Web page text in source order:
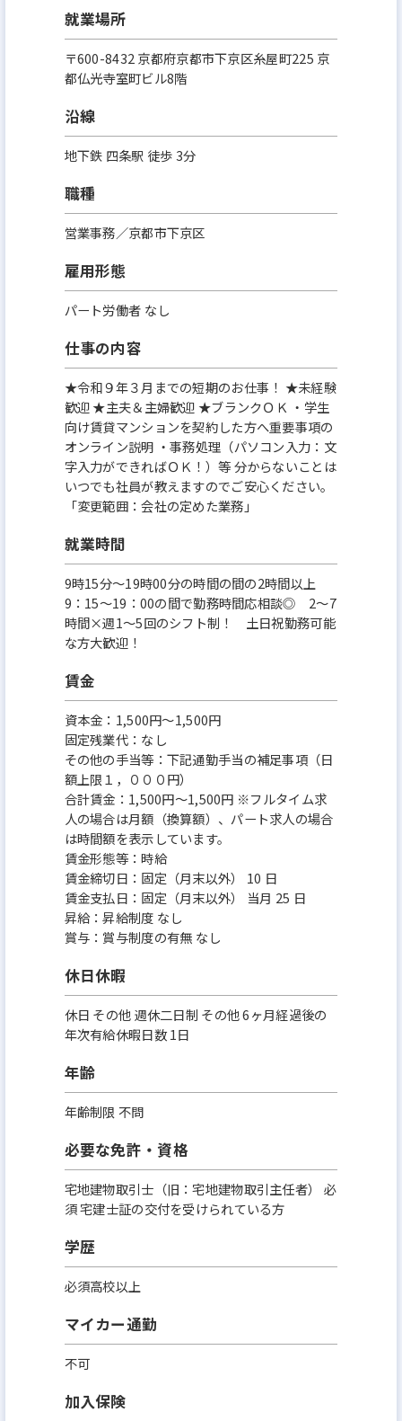
就業場所
〒600-8432 京都府京都市下京区糸屋町225 京
都仏光寺室町ビル8階
沿線
地下鉄 四条駅 徒歩 3分
職種
営業事務／京都市下京区
雇用形態
パート労働者 なし
仕事の内容
★令和９年３月までの短期のお仕事！ ★未経験
歓迎 ★主夫＆主婦歓迎 ★ブランクＯＫ ・学生
向け賃貸マンションを契約した方へ重要事項の
オンライン説明 ・事務処理（パソコン入力：文
字入力ができればＯＫ！）等 分からないことは
いつでも社員が教えますのでご安心ください。
「変更範囲：会社の定めた業務」
就業時間
9時15分～19時00分の時間の間の2時間以上
9：15～19：00の間で勤務時間応相談◎ 2～7
時間×週1～5回のシフト制！ 土日祝勤務可能
な方大歓迎！
賃金
資本金：1,500円〜1,500円
固定残業代：なし
その他の手当等：下記通勤手当の補足事項（日
額上限１，０００円）
合計賃金：1,500円～1,500円 ※フルタイム求
人の場合は月額（換算額）、パート求人の場合
は時間額を表示しています。
賃金形態等：時給
賃金締切日：固定（月末以外） 10 日
賃金支払日：固定（月末以外） 当月 25 日
昇給：昇給制度 なし
賞与：賞与制度の有無 なし
休日休暇
休日 その他 週休二日制 その他 6ヶ月経過後の
年次有給休暇日数 1日
年齢
年齢制限 不問
必要な免許・資格
宅地建物取引士（旧：宅地建物取引主任者） 必
須 宅建士証の交付を受けられている方
学歴
必須高校以上
マイカー通勤
不可
加入保険